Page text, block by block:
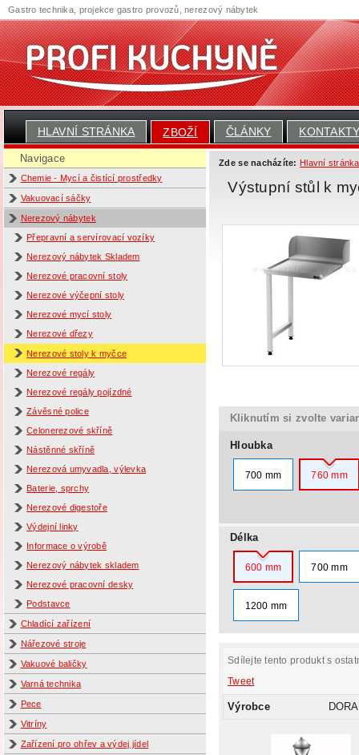
HLAVNÍ STRÁNKA ZBOŽÍ ČLÁNKY
Navigace
Chemie - Mycí a čistící prostředky
Vakuovací sáčky
Nerezový nábytek
Přepravní a servírovací vozíky
Nerezový nábytek Skladem
Nerezové pracovní stoly
Nerezové výčepní stoly
Nerezové mycí stoly
Nerezové dřezy
Nerezové stoly k myčce
Nerezové regály
Nerezové regály pojízdné
Závěsné police
Celonerezové skříně
Nástěnné skříně
Nerezová umyvadla, výlevka
Baterie, sprchy
Nerezové digestoře
Výdejní linky
Informace o výrobě
Nerezový nábytek skladem
Nerezové pracovní desky
Podstavce
Chladící zařízení
Nářezové stroje
Vakuové baličky
Varná technika
Pece
Vitríny
Zařízení pro ohřev a výdej jídel
Zde se nacházíte: Hlavní stránka
Výstupní stůl k
Kliknutím si zvolte
Hloubka
700 mm 760 mm
Délka
600 mm 700 mm
1200 mm
Sdílejte tento produkt s
Tweet
Výrobce
Gastro technika, projekce gastro provozů, nerezový nábytek